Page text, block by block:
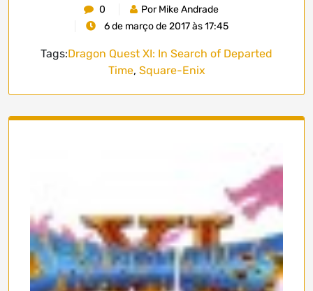
0
Por Mike Andrade
6 de março de 2017 às 17:45
Tags:Dragon Quest XI: In Search of Departed
Time, Square-Enix